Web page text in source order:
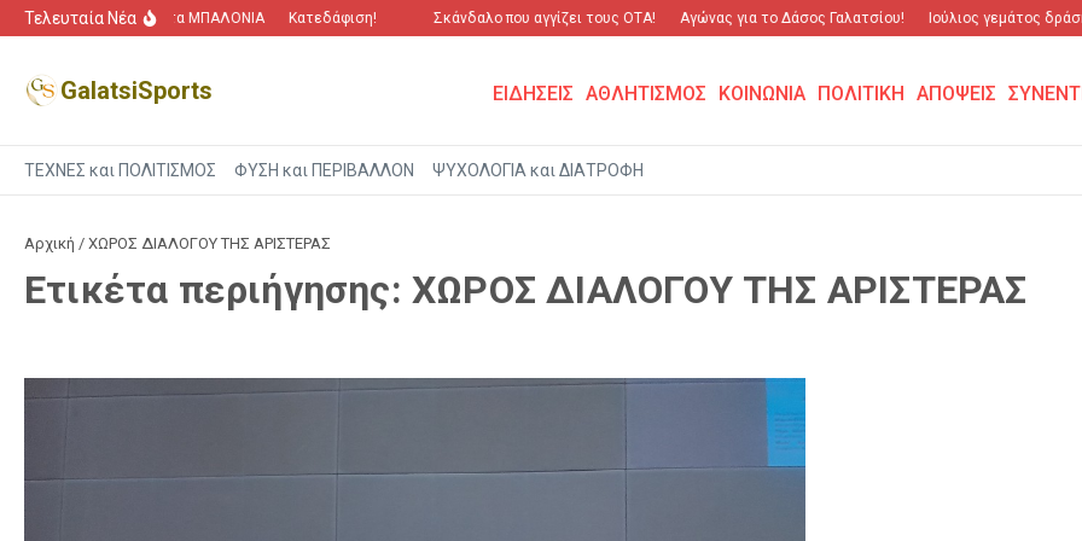
Μετάβαση στο περιεχόμενο
Τελευταία Νέα
“Πόλεμος” για τα ΜΠΑΛΟΝΙΑ Κατεδάφιση! Σκάνδαλο που αγγίζει τους ΟΤΑ! Αγώνας για το Δάσος Γαλατσίου! Ιούλιος γεμάτος
GalatsiSports ΕΙΔΗΣΕΙΣ ΑΘΛΗΤΙΣΜΟΣ ΚΟΙΝΩΝΙΑ ΠΟΛΙΤΙΚΗ ΑΠΟΨΕΙΣ
ΤΕΧΝΕΣ και ΠΟΛΙΤΙΣΜΟΣ ΦΥΣΗ και ΠΕΡΙΒΑΛΛΟΝ ΨΥΧΟΛΟΓΙΑ και ΔΙΑΤΡΟΦΗ
Αρχική / ΧΩΡΟΣ ΔΙΑΛΟΓΟΥ ΤΗΣ ΑΡΙΣΤΕΡΑΣ
Ετικέτα περιήγησης: ΧΩΡΟΣ ΔΙΑΛΟΓΟΥ ΤΗΣ ΑΡΙΣΤΕΡΑΣ